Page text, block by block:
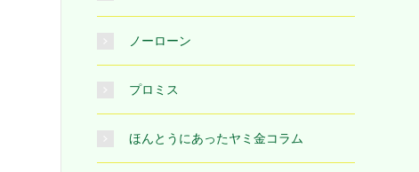
ノーローン
プロミス
ほんとうにあったヤミ金コラム